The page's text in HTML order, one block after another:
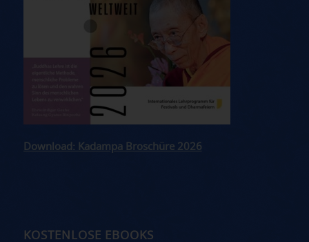
Download: Kadampa Broschüre 2026
KOSTENLOSE EBOOKS